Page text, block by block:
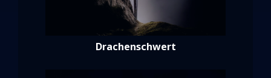
Drachenschwert